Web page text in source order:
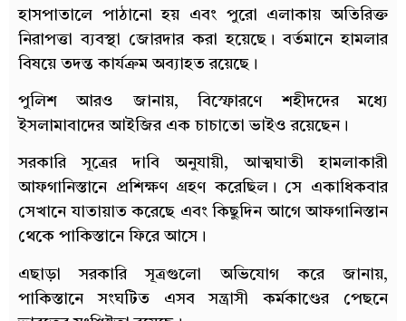
হাসপাতালে পাঠানো হয় এবং পুরো এলাকায় অতিরিক্ত
নিরাপত্তা ব্যবস্থা জোরদার করা হয়েছে। বর্তমানে হামলার
বিষয়ে তদন্ত কার্যক্রম অব্যাহত রয়েছে।
পুলিশ আরও জানায়, বিস্ফোরণে শহীদদের মধ্যে
ইসলামাবাদের আইজির এক চাচাতো ভাইও রয়েছেন।
সরকারি সূত্রের দাবি অনুযায়ী, আত্মঘাতী হামলাকারী
আফগানিস্তানে প্রশিক্ষণ গ্রহণ করেছিল। সে একাধিকবার
সেখানে যাতায়াত করেছে এবং কিছুদিন আগে আফগানিস্তান
থেকে পাকিস্তানে ফিরে আসে।
এছাড়া সরকারি সূত্রগুলো অভিযোগ করে জানায়,
পাকিস্তানে সংঘটিত এসব সন্ত্রাসী কর্মকাণ্ডের পেছনে